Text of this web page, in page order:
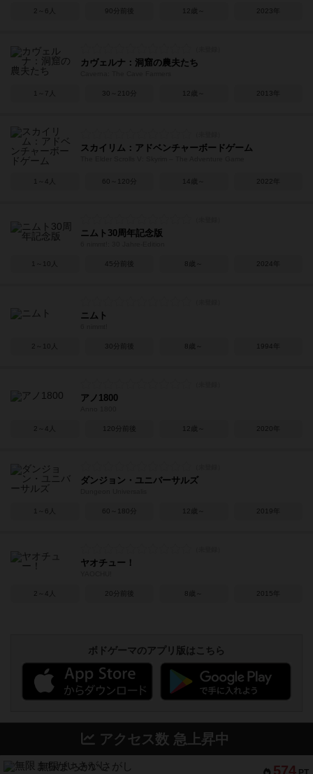
2～6人 90分前後 12歳～ 2023年
カヴェルナ：洞窟の農夫たち
1～7人 30～210分 12歳～ 2013年
スカイリム：アドベンチャーボードゲーム
1～4人 60～120分 14歳～ 2022年
ニムト30周年記念版
1～10人 45分前後 8歳～ 2024年
ニムト
2～10人 30分前後 8歳～ 1994年
アノ1800
2～4人 120分前後 12歳～ 2020年
ダンジョン・ユニバーサルズ
1～6人 60～180分 12歳～ 2019年
ヤオチュー！
2～4人 20分前後 8歳～ 2015年
ボドゲーマのアプリ版はこちら
アクセス数 急上昇中
574
無限まちがいさがし